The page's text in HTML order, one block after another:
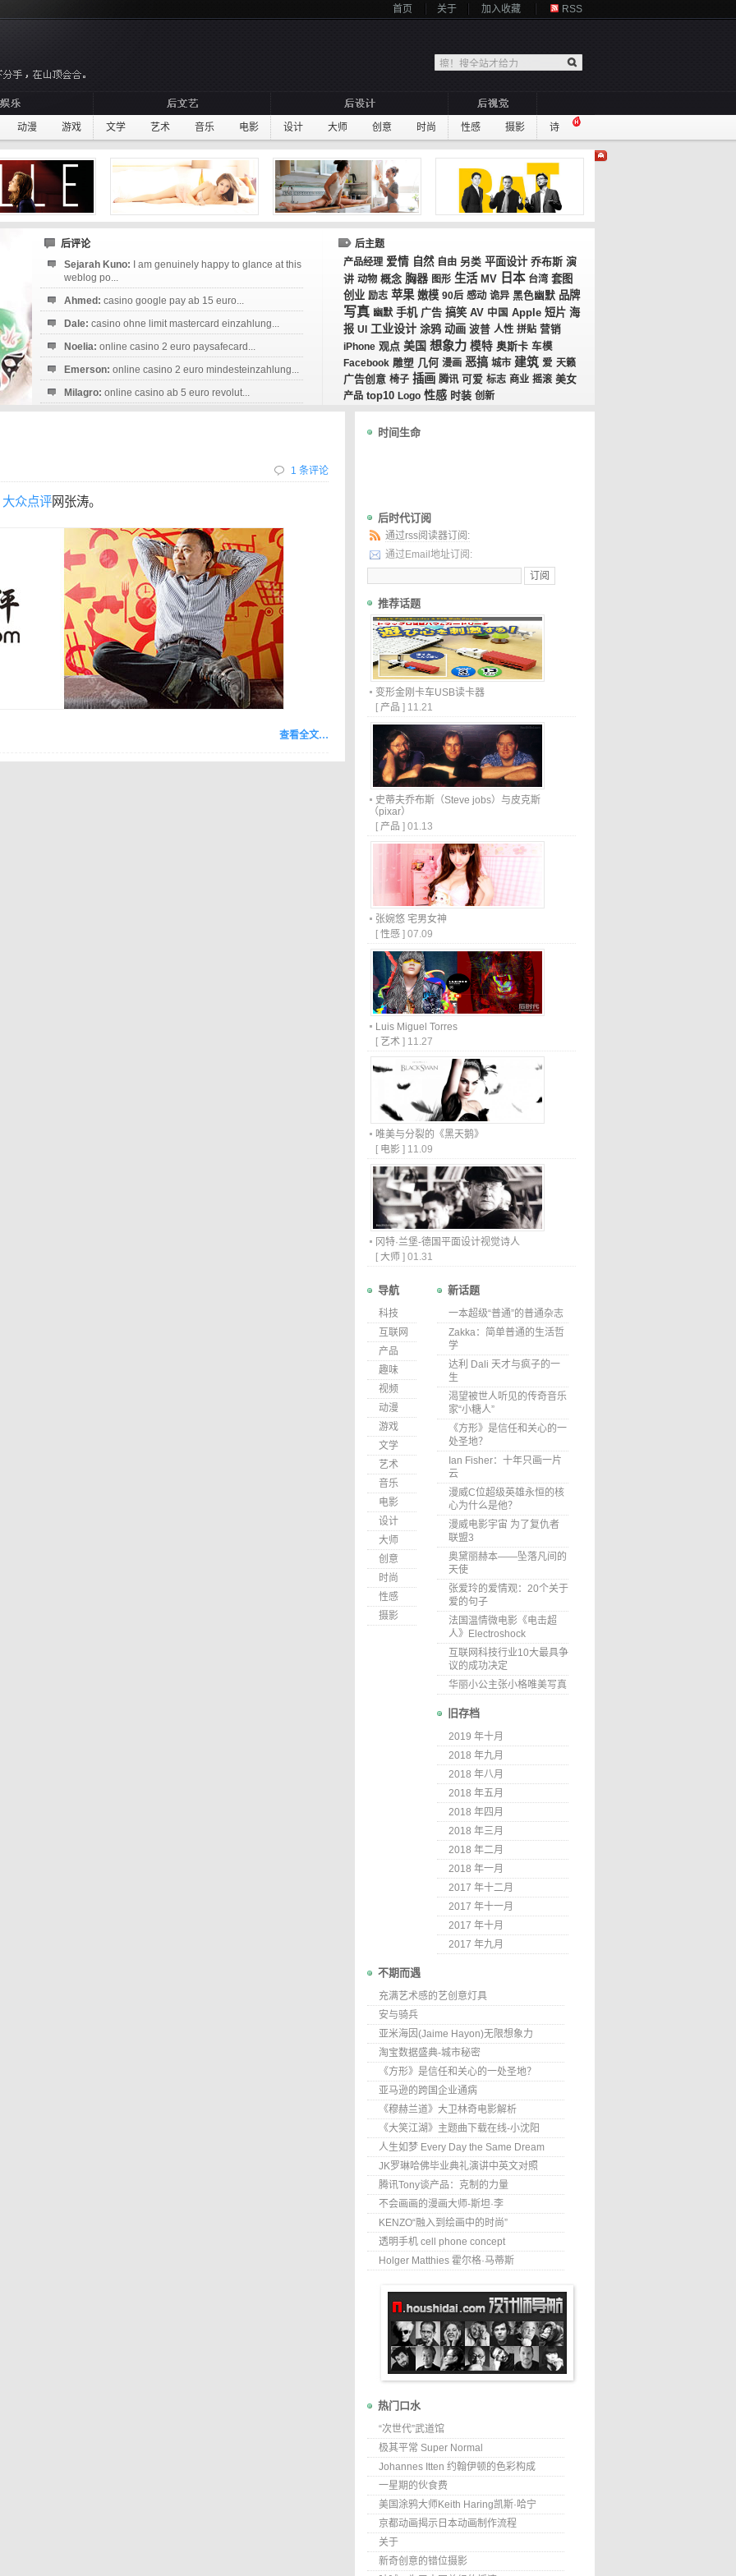
首页 关于 加入收藏 RSS
动漫 游戏 文学 艺术 音乐 电影 设计 大师 创意 时尚 性感 摄影 诗
后评论
Sejarah Kuno:
I am genuinely happy to glance at this
weblog po...
Ahmed: casino google pay ab 15 euro...
Dale: casino ohne limit mastercard einzahlung...
Noelia: online casino 2 euro paysafecard...
Emerson: online casino 2 euro mindesteinzahlung...
Milagro: online casino ab 5 euro revolut...
后主题
产品经理 爱情 自然 自由 另类 平面设计 乔布斯 演
讲 动物 概念 胸器 图形 生活 MV 日本 台湾 套图
创业 励志 苹果 嫩模 90后 感动 诡异 黑色幽默 品牌
写真 幽默 手机 广告 搞笑 AV 中国 Apple 短片 海
报 UI 工业设计 涂鸦 动画 波普 人性 拼贴 营销
iPhone 观点 美国 想象力 模特 奥斯卡 车模
Facebook 雕塑 几何 漫画 恶搞 城市 建筑 爱 天籁
广告创意 椅子 插画 腾讯 可爱 标志 商业 摇滚 美女
产品 top10 Logo 性感 时装 创新
1 条评论
大众点评网张涛。
查看全文…
时间生命
后时代订阅
通过rss阅读器订阅:
通过Email地址订阅:
推荐话题
变形金刚卡车USB读卡器
[ 产品 ] 11.21
史蒂夫乔布斯（Steve jobs）与皮克斯
（pixar）
[ 产品 ] 01.13
张婉悠 宅男女神
[ 性感 ] 07.09
Luis Miguel Torres
[ 艺术 ] 11.27
唯美与分裂的《黑天鹅》
[ 电影 ] 11.09
冈特·兰堡-德国平面设计视觉诗人
[ 大师 ] 01.31
导航
科技
互联网
产品
趣味
视频
动漫
游戏
文学
艺术
音乐
电影
设计
大师
创意
时尚
性感
摄影
新话题
一本超级“普通”的普通杂志
Zakka：简单普通的生活哲
学
达利 Dali 天才与疯子的一
生
渴望被世人听见的传奇音乐
家“小糖人”
《方形》是信任和关心的一
处圣地？
Ian Fisher：十年只画一片
云
漫威C位超级英雄永恒的核
心为什么是他？
漫威电影宇宙 为了复仇者
联盟3
奥黛丽赫本——坠落凡间的
天使
张爱玲的爱情观：20个关于
爱的句子
法国温情微电影《电击超
人》Electroshock
互联网科技行业10大最具争
议的成功决定
华丽小公主张小格唯美写真
旧存档
2019 年十月
2018 年九月
2018 年八月
2018 年五月
2018 年四月
2018 年三月
2018 年二月
2018 年一月
2017 年十二月
2017 年十一月
2017 年十月
2017 年九月
不期而遇
充满艺术感的艺创意灯具
安与骑兵
亚米海因(Jaime Hayon)无限想象力
淘宝数据盛典-城市秘密
《方形》是信任和关心的一处圣地？
亚马逊的跨国企业通病
《穆赫兰道》大卫林奇电影解析
《大笑江湖》主题曲下载在线-小沈阳
人生如梦 Every Day the Same Dream
JK罗琳哈佛毕业典礼演讲中英文对照
腾讯Tony谈产品：克制的力量
不会画画的漫画大师-斯坦·李
KENZO“融入到绘画中的时尚”
透明手机 cell phone concept
Holger Matthies 霍尔格·马蒂斯
热门口水
“次世代”武道馆
极其平常 Super Normal
Johannes Itten 约翰伊顿的色彩构成
一星期的伙食费
美国涂鸦大师Keith Haring凯斯·哈宁
京都动画揭示日本动画制作流程
关于
新奇创意的错位摄影